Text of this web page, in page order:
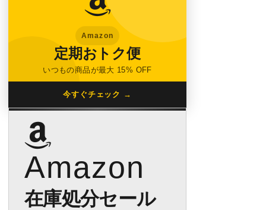
Amazon
定期おトク便
いつもの商品が最大 15% OFF
今すぐチェック →
Amazon
在庫処分セール